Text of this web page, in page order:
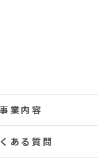
事業内容
ある質問